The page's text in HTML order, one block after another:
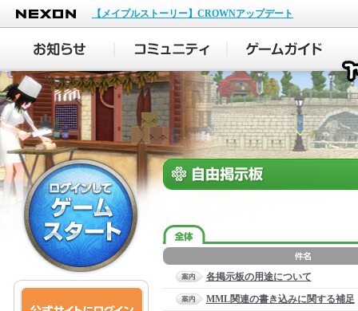
NEXON
【メイプルストーリー】CROWNアップデート
各掲示板の用途について
MML関連の書き込みに関する補足